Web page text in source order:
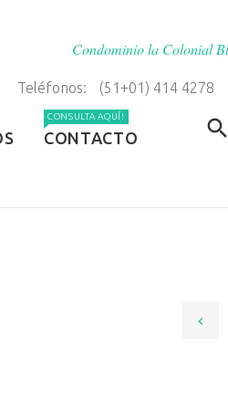
Condominio la Colonial
Teléfonos: (51+01) 414 4278
CONTACTO
CONSULTA AQUÍ!